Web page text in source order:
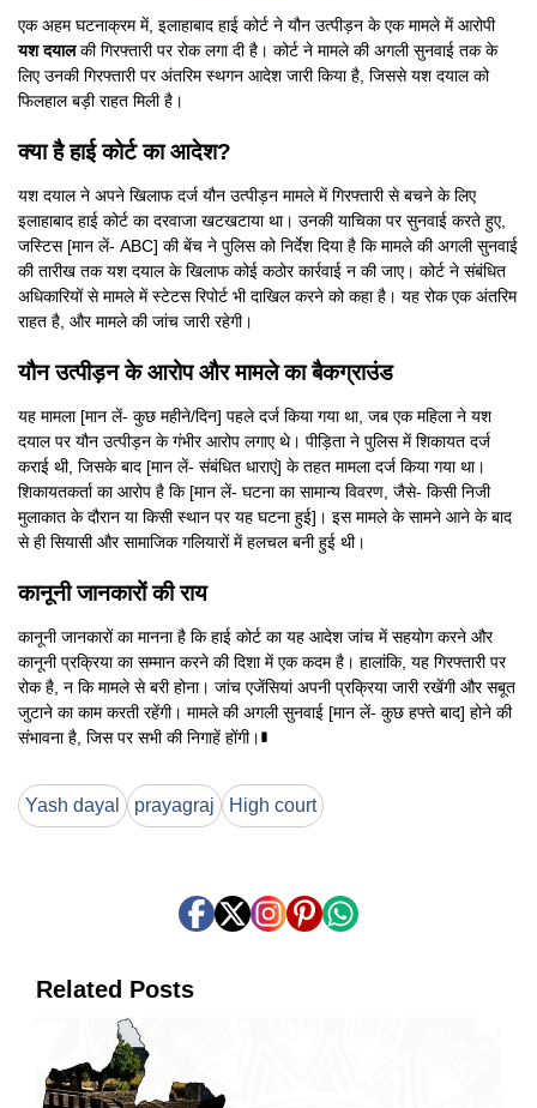
एक अहम घटनाक्रम में, इलाहाबाद हाई कोर्ट ने यौन उत्पीड़न के एक मामले में आरोपी
यश दयालकी गिरफ्तारी पर रोक लगा दी है। कोर्ट ने मामले की अगली सुनवाई तक के
लिए उनकी गिरफ्तारी पर अंतरिम स्थगन आदेश जारी किया है, जिससे यश दयाल को
फिलहाल बड़ी राहत मिली है।
क्या है हाई कोर्ट का आदेश?
यश दयाल ने अपने खिलाफ दर्ज यौन उत्पीड़न मामले में गिरफ्तारी से बचने के लिए
इलाहाबाद हाई कोर्ट का दरवाजा खटखटाया था। उनकी याचिका पर सुनवाई करते हुए,
जस्टिस [मान लें- ABC] की बेंच ने पुलिस को निर्देश दिया है कि मामले की अगली सुनवाई
की तारीख तक यश दयाल के खिलाफ कोई कठोर कार्रवाई न की जाए। कोर्ट ने संबंधित
अधिकारियों से मामले में स्टेटस रिपोर्ट भी दाखिल करने को कहा है। यह रोक एक अंतरिम
राहत है, और मामले की जांच जारी रहेगी।
यौन उत्पीड़न के आरोप और मामले का बैकग्राउंड
यह मामला [मान लें- कुछ महीने/दिन] पहले दर्ज किया गया था, जब एक महिला ने यश
दयाल पर यौन उत्पीड़न के गंभीर आरोप लगाए थे। पीड़िता ने पुलिस में शिकायत दर्ज
कराई थी, जिसके बाद [मान लें- संबंधित धाराएं] के तहत मामला दर्ज किया गया था।
शिकायतकर्ता का आरोप है कि [मान लें- घटना का सामान्य विवरण, जैसे- किसी निजी
मुलाकात के दौरान या किसी स्थान पर यह घटना हुई]। इस मामले के सामने आने के बाद
से ही सियासी और सामाजिक गलियारों में हलचल बनी हुई थी।
कानूनी जानकारों की राय
कानूनी जानकारों का मानना है कि हाई कोर्ट का यह आदेश जांच में सहयोग करने और
कानूनी प्रक्रिया का सम्मान करने की दिशा में एक कदम है। हालांकि, यह गिरफ्तारी पर
रोक है, न कि मामले से बरी होना। जांच एजेंसियां अपनी प्रक्रिया जारी रखेंगी और सबूत
जुटाने का काम करती रहेंगी। मामले की अगली सुनवाई [मान लें- कुछ हफ्ते बाद] होने की
संभावना है, जिस पर सभी की निगाहें होंगी।∎
Yash dayal prayagraj High court
Related Posts